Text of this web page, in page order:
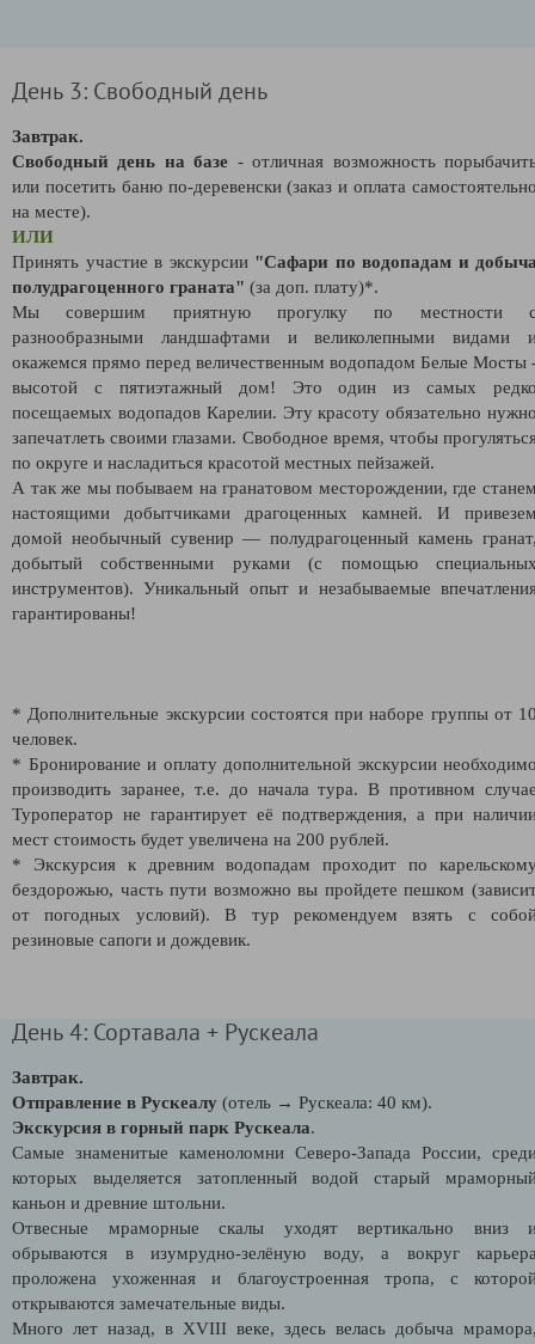
День 3: Свободный день
Завтрак.
Свободный день на базе - отличная возможность
или посетить баню по-деревенски (заказ и оплата
на месте).
ИЛИ
Принять участие в экскурсии "Сафари по водопадам и
полудрагоценного граната" (за доп. плату)*.
Мы совершим приятную прогулку по местности
разнообразными ландшафтами и великолепными видами
окажемся прямо перед величественным водопадом Белые Мосты
высотой с пятиэтажный дом! Это один из самых
посещаемых водопадов Карелии. Эту красоту обязательно
запечатлеть своими глазами. Свободное время, чтобы
по округе и насладиться красотой местных пейзажей.
А так же мы побываем на гранатовом месторождении, где
настоящими добытчиками драгоценных камней. И
домой необычный сувенир — полудрагоценный камень
добытый собственными руками (с помощью
инструментов). Уникальный опыт и незабываемые
гарантированы!
* Дополнительные экскурсии состоятся при наборе группы от
человек.
* Бронирование и оплату дополнительной экскурсии
производить заранее, т.е. до начала тура. В противном
Туроператор не гарантирует её подтверждения, а при
мест стоимость будет увеличена на 200 рублей.
* Экскурсия к древним водопадам проходит по
бездорожью, часть пути возможно вы пройдете пешком
от погодных условий). В тур рекомендуем взять с
резиновые сапоги и дождевик.
День 4: Сортавала + Рускеала
Завтрак.
Отправление в Рускеалу (отель → Рускеала: 40 км).
Экскурсия в горный парк Рускеала.
Самые знаменитые каменоломни Северо-Запада России,
которых выделяется затопленный водой старый
каньон и древние штольни.
Отвесные мраморные скалы уходят вертикально вниз
обрываются в изумрудно-зелёную воду, а вокруг
проложена ухоженная и благоустроенная тропа, с
открываются замечательные виды.
Много лет назад, в XVIII веке, здесь велась добыча